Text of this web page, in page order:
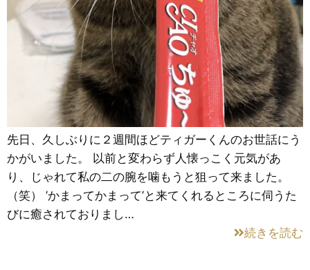
先日、久しぶりに２週間ほどティガーくんのお世話にう
かがいました。 以前と変わらず人懐っこく元気があ
り、じゃれて私の二の腕を噛もうと狙って来ました。
（笑） ’かまってかまって’と来てくれるところに伺うた
びに癒されておりまし…
続きを読む